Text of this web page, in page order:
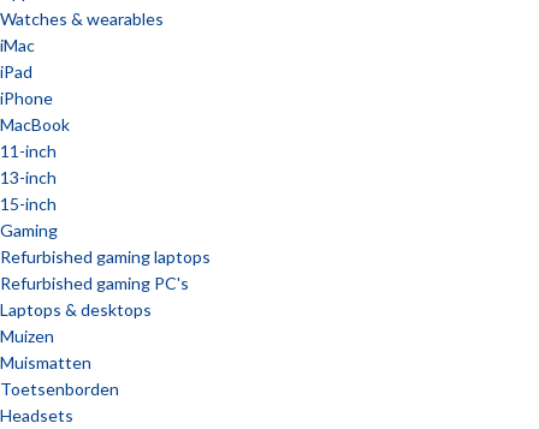
Watches & wearables
iMac
iPad
iPhone
MacBook
11-inch
13-inch
15-inch
Gaming
Refurbished gaming laptops
Refurbished gaming PC's
Laptops & desktops
Muizen
Muismatten
Toetsenborden
Headsets